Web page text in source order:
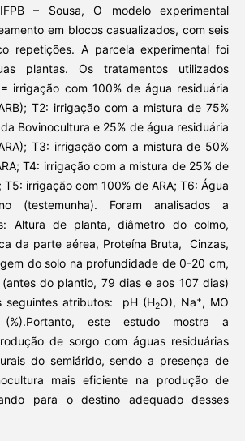
– Sousa, O modelo experimental
em blocos casualizados, com seis
repetições. A parcela experimental foi
plantas. Os tratamentos utilizados
irrigação com 100% de água residuária
T2: irrigação com a mistura de 75%
Bovinocultura e 25% de água residuária
T3: irrigação com a mistura de 50%
T4: irrigação com a mistura de 25% de
T5: irrigação com 100% de ARA; T6: Água
(testemunha). Foram analisados a
Altura de planta, diâmetro do colmo,
da parte aérea, Proteína Bruta, Cinzas,
do solo na profundidade de 0-20 cm,
do plantio, 79 dias e aos 107 dias)
seguintes atributos: pH (H2O), Na+, MO
este estudo mostra a
de sorgo com águas residuárias
do semiárido, sendo a presença de
mais eficiente na produção de
para o destino adequado desses